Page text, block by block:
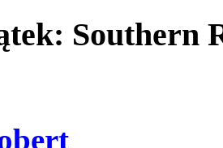
Southern